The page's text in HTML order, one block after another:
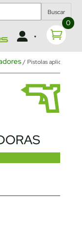
Buscar
0
/ Pistolas aplicadoras